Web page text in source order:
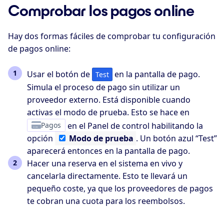
Comprobar los pagos online
Hay dos formas fáciles de comprobar tu configuración
de pagos online:
Usar el botón de Test en la pantalla de pago.
Simula el proceso de pago sin utilizar un
proveedor externo. Está disponible cuando
activas el modo de prueba. Esto se hace en
Pagos
en el Panel de control habilitando la
opción
Modode prueba . Un botón azul “Test”
aparecerá entonces en la pantalla de pago.
Hacer una reserva en el sistema en vivo y
cancelarla directamente. Esto te llevará un
pequeño coste, ya que los proveedores de pagos
te cobran una cuota para los reembolsos.